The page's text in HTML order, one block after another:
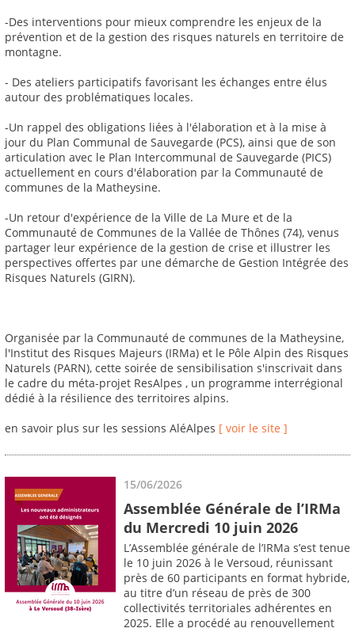
-Des interventions pour mieux comprendre les enjeux de la
prévention et de la gestion des risques naturels en territoire de
montagne.
- Des ateliers participatifs favorisant les échanges entre élus
autour des problématiques locales.
-Un rappel des obligations liées à l'élaboration et à la mise à
jour du Plan Communal de Sauvegarde (PCS), ainsi que de son
articulation avec le Plan Intercommunal de Sauvegarde (PICS)
actuellement en cours d'élaboration par la Communauté de
communes de la Matheysine.
-Un retour d'expérience de la Ville de La Mure et de la
Communauté de Communes de la Vallée de Thônes (74), venus
partager leur expérience de la gestion de crise et illustrer les
perspectives offertes par une démarche de Gestion Intégrée des
Risques Naturels (GIRN).
Organisée par la Communauté de communes de la Matheysine,
l'Institut des Risques Majeurs (IRMa) et le Pôle Alpin des Risques
Naturels (PARN), cette soirée de sensibilisation s'inscrivait dans
le cadre du méta-projet ResAlpes , un programme interrégional
dédié à la résilience des territoires alpins.
en savoir plus sur les sessions AléAlpes [ voir le site ]
15/06/2026
Assemblée Générale de l’IRMa
du Mercredi 10 juin 2026
L’Assemblée générale de l’IRMa s’est tenue
le 10 juin 2026 à le Versoud, réunissant
près de 60 participants en format hybride,
au titre d’un réseau de près de 300
collectivités territoriales adhérentes en
2025. Elle a procédé au renouvellement